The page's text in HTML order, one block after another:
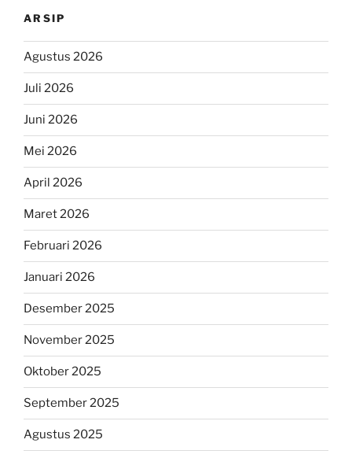
ARSIP
Agustus 2026
Juli 2026
Juni 2026
Mei 2026
April 2026
Maret 2026
Februari 2026
Januari 2026
Desember 2025
November 2025
Oktober 2025
September 2025
Agustus 2025